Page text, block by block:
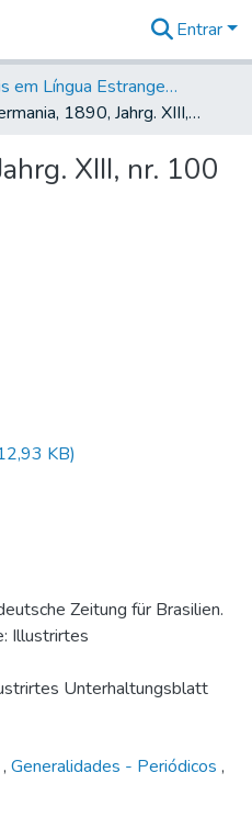
na
Entrar
Jornais em Língua Estrangeira
Germania, 1890, Jahrg. XIII, nr. 100
XIII, nr. 100
KB)
Zeitung für Brasilien.
Illustrirtes
Unterhaltungsblatt
, Generalidades - Periódicos ,